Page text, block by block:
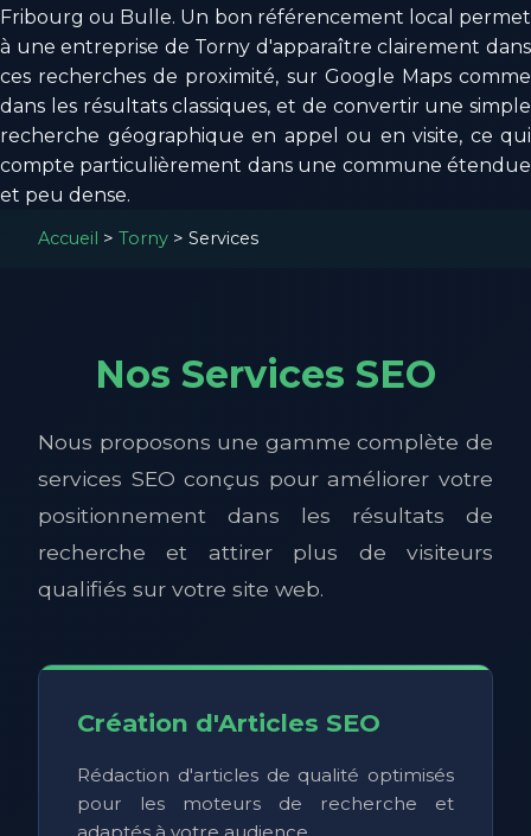
Fribourg ou Bulle. Un bon référencement local permet
à une entreprise de Torny d'apparaître clairement dans
ces recherches de proximité, sur Google Maps comme
dans les résultats classiques, et de convertir une simple
recherche géographique en appel ou en visite, ce qui
compte particulièrement dans une commune étendue
et peu dense.
Accueil > Torny > Services
Nos Services SEO
Nous proposons une gamme complète de
services SEO conçus pour améliorer votre
positionnement dans les résultats de
recherche et attirer plus de visiteurs
qualifiés sur votre site web.
Création d'Articles SEO
Rédaction d'articles de qualité optimisés
pour les moteurs de recherche et
adaptés à votre audience.